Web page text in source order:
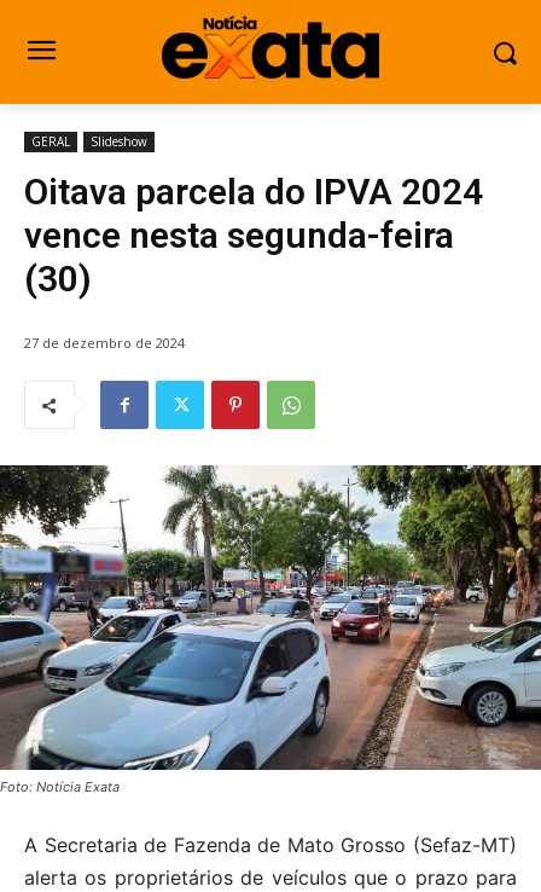
GERAL Slideshow
Oitava parcela do IPVA 2024
vence nesta segunda-feira
(30)
27 de dezembro de 2024
Foto: Notícia Exata
A Secretaria de Fazenda de Mato Grosso (Sefaz-MT)
alerta os proprietários de veículos que o prazo para